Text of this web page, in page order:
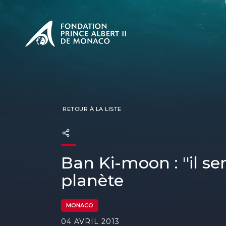
PRÉSENTATION
RETOUR À LA LISTE
Ban Ki-moon : ''il
planète
MONACO
04 AVRIL 2013